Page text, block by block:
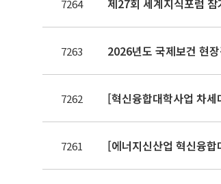
7264 제27회 세계지식포럼
7263 2026년도 국제보건 현
7262 [혁신융합대학사업 차
7261 [에너지신산업 혁신융